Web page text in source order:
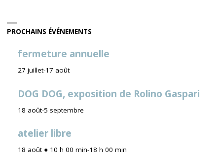
PROCHAINS ÉVÉNEMENTS
fermeture annuelle
27 juillet-17 août
DOG DOG, exposition de Rolino Gaspari
18 août-5 septembre
atelier libre
18 août ● 10 h 00 min-18 h 00 min